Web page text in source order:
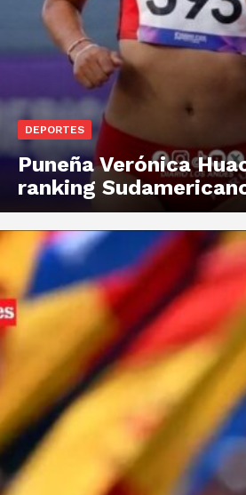
DEPORTES
Puneña Verónica
ranking